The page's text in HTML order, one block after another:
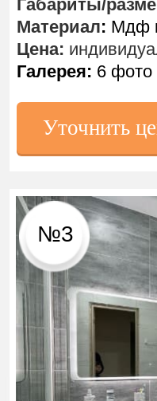
Габариты/
Материал: Мдф
Цена:
Галерея: 6 фото
№3
Уточнить